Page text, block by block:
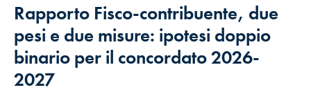
Rapporto Fisco-contribuente, due
pesi e due misure: ipotesi doppio
binario per il concordato 2026-
2027